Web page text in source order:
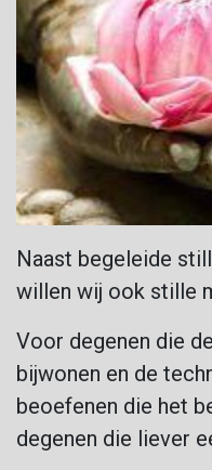
Naast begeleide
willen wij ook stille
Voor degenen die
bijwonen en de
beoefenen die het
degenen die liever